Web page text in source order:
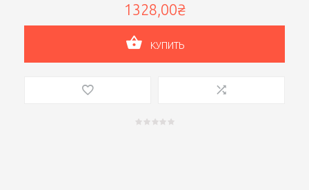
1328,00₴
КУПИТЬ